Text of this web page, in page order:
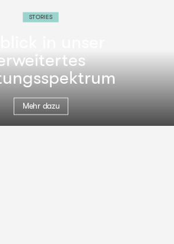
STORIES
Mehr dazu